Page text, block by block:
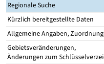
Regionale Suche
Kürzlich bereitgestellte Daten
Allgemeine Angaben,
Gebietsveränderungen,
Änderungen zum